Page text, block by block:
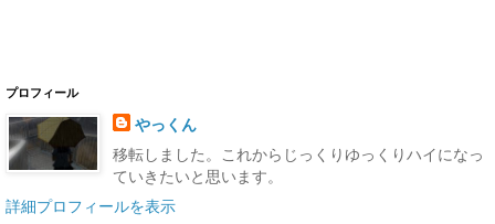
プロフィール
やっくん
移転しました。これからじっくりゆっくりハイになっ
ていきたいと思います。
詳細プロフィールを表示